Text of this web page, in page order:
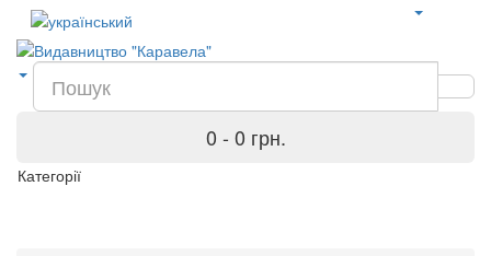
0 - 0 грн.
Категорії